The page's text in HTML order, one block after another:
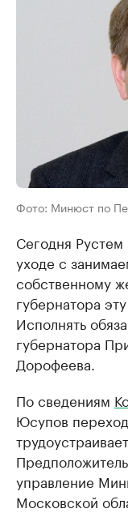
Фото: Минюст по
Сегодня
уходе с
собственному
губернатора
Исполнять
губернатора
Дорофеева.
По сведениям
Юсупов
управление
Московской